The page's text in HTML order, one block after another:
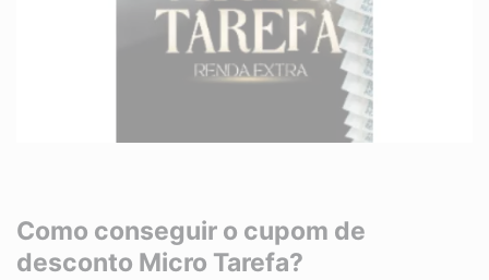
Como conseguir o cupom de
desconto Micro Tarefa?